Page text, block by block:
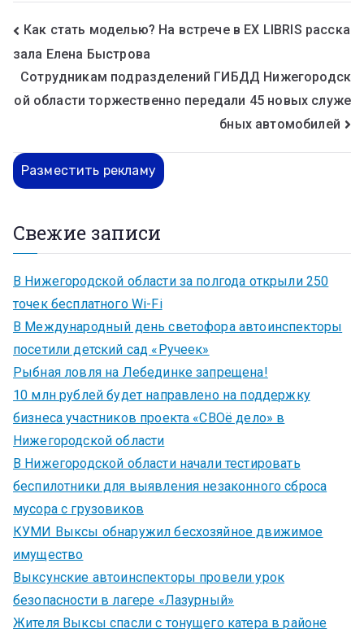
Как стать моделью? На встрече в EX LIBRIS расска
зала Елена Быстрова
Сотрудникам подразделений ГИБДД Нижегородск
ой области торжественно передали 45 новых служе
бных автомобилей
Разместить рекламу
Свежие записи
В Нижегородской области за полгода открыли 250
точек бесплатного Wi-Fi
В Международный день светофора автоинспекторы
посетили детский сад «Ручеек»
Рыбная ловля на Лебединке запрещена!
10 млн рублей будет направлено на поддержку
бизнеса участников проекта «СВОё дело» в
Нижегородской области
В Нижегородской области начали тестировать
беспилотники для выявления незаконного сброса
мусора с грузовиков
КУМИ Выксы обнаружил бесхозяйное движимое
имущество
Выксунские автоинспекторы провели урок
безопасности в лагере «Лазурный»
Жителя Выксы спасли с тонущего катера в районе